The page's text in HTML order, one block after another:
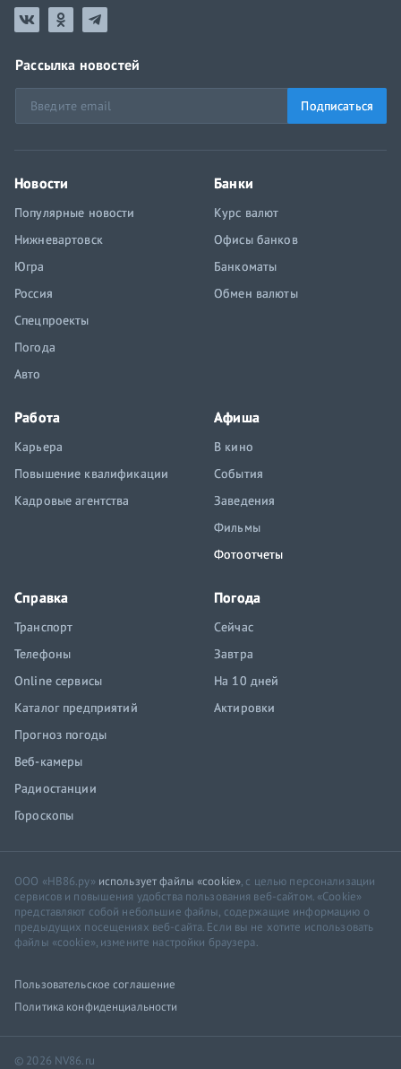
Рассылка новостей
Подписаться
Новости
Популярные новости
Нижневартовск
Югра
Россия
Спецпроекты
Погода
Авто
Банки
Курс валют
Офисы банков
Банкоматы
Обмен валюты
Работа
Карьера
Повышение квалификации
Кадровые агентства
Афиша
В кино
События
Заведения
Фильмы
Фотоотчеты
Справка
Транспорт
Телефоны
Online сервисы
Каталог предприятий
Прогноз погоды
Веб-камеры
Радиостанции
Гороскопы
Погода
Сейчас
Завтра
На 10 дней
Актировки
ООО «НВ86.ру» использует файлы «cookie», с целью персонализации
сервисов и повышения удобства пользования веб-сайтом. «Cookie»
представляют собой небольшие файлы, содержащие информацию о
предыдущих посещениях веб-сайта. Если вы не хотите использовать
файлы «cookie», измените настройки браузера.
Пользовательское соглашение
Политика конфиденциальности
© 2026 NV86.ru